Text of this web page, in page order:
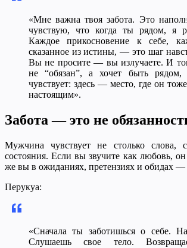
«Мне важна твоя забота. Это
чувствую, что когда ты рядом, я
Каждое прикосновение к себе,
сказанное из истины, — это шаг
Вы не просите — вы излучаете. И
не “обязан”, а хочет быть рядом,
чувствует: здесь — место, где он
настоящим».
Забота — это не
Мужчина чувствует не столько слова,
состояния. Если вы звучите как любовь, он
же вы в ожиданиях, претензиях и обидах —
Перукуа:
«Сначала ты заботишься о себе.
Слушаешь свое тело.